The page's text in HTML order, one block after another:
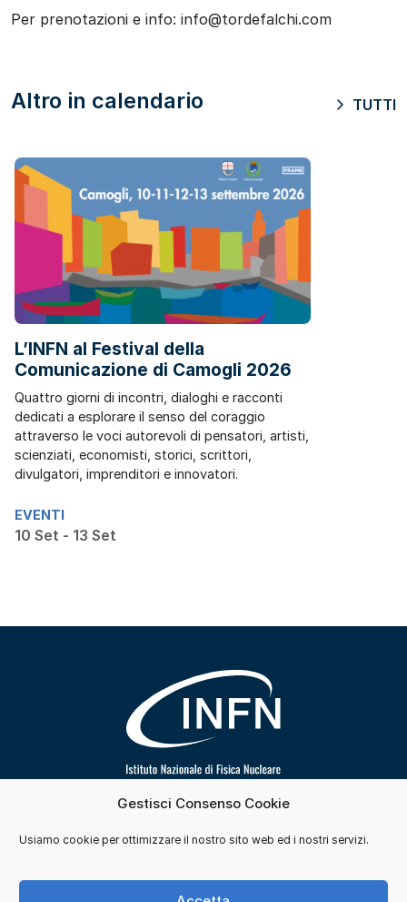
Gestisci Consenso Cookie
Usiamo cookie per ottimizzare il nostro sito web ed i nostri servizi.
Per prenotazioni e info: info@tordefalchi.com
Altro in calendario TUTTI
L’INFN al Festival della
Comunicazione di Camogli 2026
Quattro giorni di incontri, dialoghi e racconti
dedicati a esplorare il senso del coraggio
attraverso le voci autorevoli di pensatori, artisti,
scienziati, economisti, storici, scrittori,
divulgatori, imprenditori e innovatori.
EVENTI
10 Set - 13 Set
Segui INFN su
Contatti Cookie e consensi Privacy